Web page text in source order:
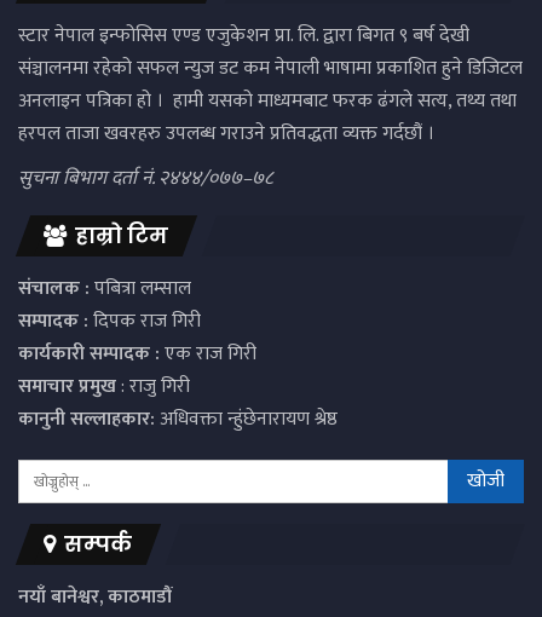
स्टार नेपाल इन्फोसिस एण्ड एजुकेशन प्रा. लि. द्वारा बिगत ९ बर्ष देखी
संञ्चालनमा रहेको सफल न्युज डट कम नेपाली भाषामा प्रकाशित हुने डिजिटल
अनलाइन पत्रिका हो । हामी यसको माध्यमबाट फरक ढंगले सत्य, तथ्य तथा
हरपल ताजा खवरहरु उपलब्ध गराउने प्रतिवद्धता व्यक्त गर्दछौं ।
सुचना बिभाग दर्ता नं. २४४४/०७७–७८
हाम्रो टिम
संचालक :पबित्रा लम्साल
सम्पादक :दिपक राज गिरी
कार्यकारी सम्पादक :एक राज गिरी
समाचार प्रमुख: राजु गिरी
कानुनी सल्लाहकार:अधिवक्ता न्हुंछेनारायण श्रेष्ठ
सम्पर्क
नयाँ बानेश्वर, काठमाडौं